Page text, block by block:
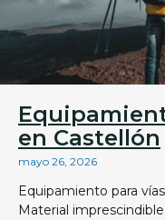
en Castellón
mayo 26, 2026
Equipamiento para
Material